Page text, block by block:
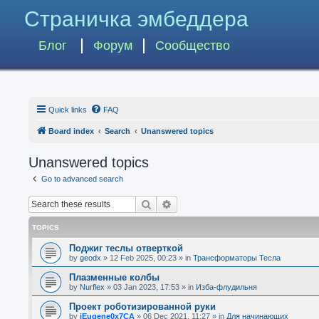
Страничка эмбеддера
Блог Форум Сообщество
Quick links FAQ
Board index Search Unanswered topics
Unanswered topics
Go to advanced search
Search
TOPICS
Поджиг теслы отверткой
by geodx » 12 Feb 2025, 00:23 » in Трансформаторы Тесла
Плазменные колбы
by Nurflex » 03 Jan 2023, 17:53 » in Изба-флудильня
Проект роботизированной руки
by iEugene0x7CA » 06 Dec 2021, 11:27 » in Для начинающих